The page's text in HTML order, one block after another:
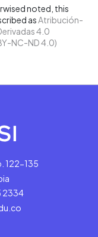
noted, this
asAtribución-
4.0
NC-ND 4.0)
122-135
2334